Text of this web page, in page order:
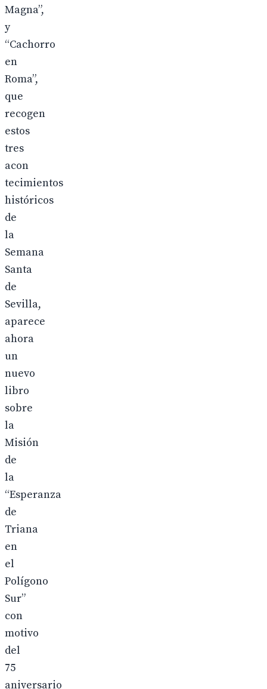
Magna”,
y
“Cachorro
en
Roma”,
que
recogen
estos
tres
acon
tecimientos
históricos
de
la
Semana
Santa
de
Sevilla,
aparece
ahora
un
nuevo
libro
sobre
la
Misión
de
la
“Esperanza
de
Triana
en
el
Polígono
Sur”
con
motivo
del
75
aniversario